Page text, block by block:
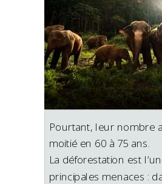
Pourtant, leur nombre
moitié en 60 à 75 ans.
La déforestation est
principales menaces :